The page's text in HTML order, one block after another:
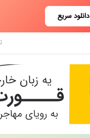
دانلود سریع